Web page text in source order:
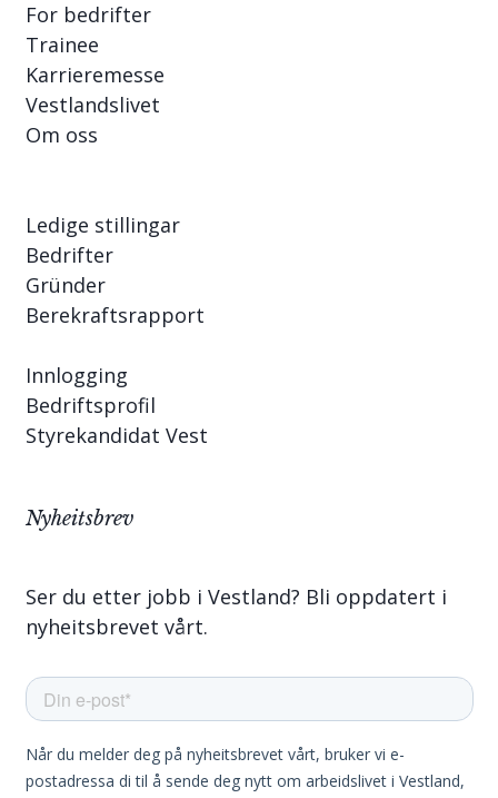
For bedrifter
Trainee
Karrieremesse
Vestlandslivet
Om oss
Ledige stillingar
Bedrifter
Gründer
Berekraftsrapport
Innlogging
Bedriftsprofil
Styrekandidat Vest
Nyheitsbrev
Ser du etter jobb i Vestland? Bli oppdatert i
nyheitsbrevet vårt.